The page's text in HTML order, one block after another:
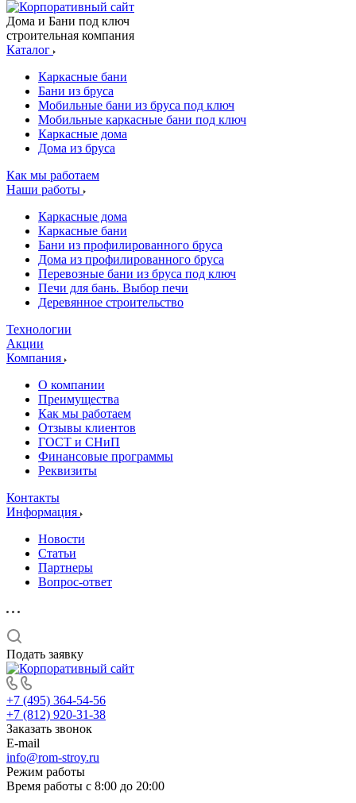
Дома и Бани под ключ
строительная компания
Каталог
Каркасные бани
Бани из бруса
Мобильные бани из бруса под ключ
Мобильные каркасные бани под ключ
Каркасные дома
Дома из бруса
Как мы работаем
Наши работы
Каркасные дома
Каркасные бани
Бани из профилированного бруса
Дома из профилированного бруса
Перевозные бани из бруса под ключ
Печи для бань. Выбор печи
Деревянное строительство
Технологии
Акции
Компания
О компании
Преимущества
Как мы работаем
Отзывы клиентов
ГОСТ и СНиП
Финансовые программы
Реквизиты
Контакты
Информация
Новости
Статьи
Партнеры
Вопрос-ответ
Подать заявку
+7 (495) 364-54-56
+7 (812) 920-31-38
Заказать звонок
E-mail
info@rom-stroy.ru
Режим работы
Время работы с 8:00 до 20:00